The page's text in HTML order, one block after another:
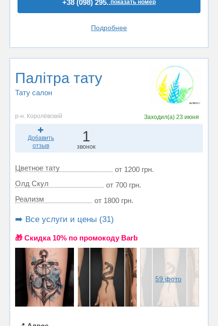
+38 (098) 295..показать номер
Подробнее
Палітра тату
Тату салон
р-н. Королёвский Заходил(а)23 июня
Добавить
отзыв
1
звонок
Цветное тату
от 1200 грн.
Олд Скул
от 700 грн.
Реализм
от 1800 грн.
➡️ Все услуги и цены (31)
🎁 Cкидка 10% по промокоду Barb
59 фото